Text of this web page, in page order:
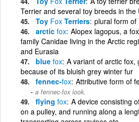
Terrier and several toy breeds in the
Toy Fox Terriers plural form of
arctic fox Alopex lagopus, a
family Canidae living in the Arctic
and Eurasia
blue fox A variant of arctic fox,
because of its bluish grey winter fur
fennec-fox Attributive form of
a fennec-fox look.
flying fox A device consisting
on a pulley, and running along a